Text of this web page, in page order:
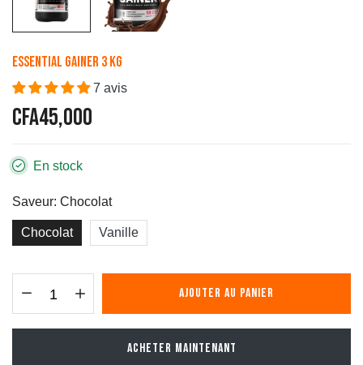
Essential Gainer 3 Kg
7 avis
CFA45,000
En stock
Saveur: Chocolat
Chocolat Vanille
AJOUTER AU PANIER
ACHETER MAINTENANT